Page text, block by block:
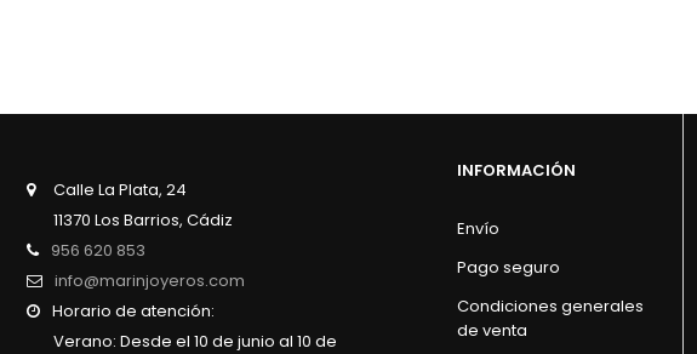
Calle La Plata, 24
11370 Los Barrios, Cádiz
956 620 853
info@marinjoyeros.com
Horario de atención:
Verano: Desde el 10 de junio al 10 de
INFORMACIÓN
Envío
Pago seguro
Condiciones generales
de venta